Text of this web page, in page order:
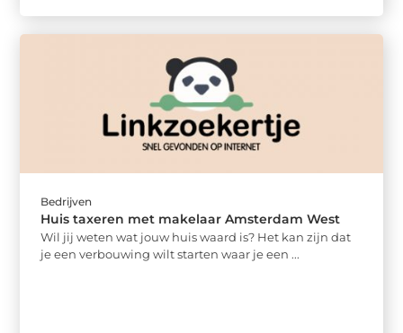
Bedrijven
Huis taxeren met makelaar Amsterdam West
Wil jij weten wat jouw huis waard is? Het kan zijn dat
je een verbouwing wilt starten waar je een ...